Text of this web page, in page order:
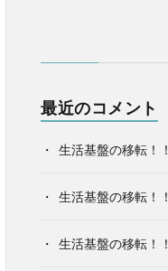
最近のコメント
生活基盤の移転！！
生活基盤の移転！！
生活基盤の移転！！